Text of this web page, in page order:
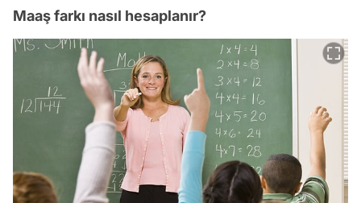
Maaş farkı nasıl hesaplanır?